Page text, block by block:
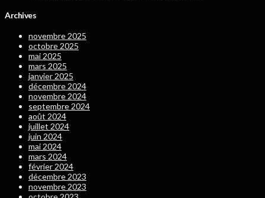
Archives
novembre 2025
octobre 2025
mai 2025
mars 2025
janvier 2025
décembre 2024
novembre 2024
septembre 2024
août 2024
juillet 2024
juin 2024
mai 2024
mars 2024
février 2024
décembre 2023
novembre 2023